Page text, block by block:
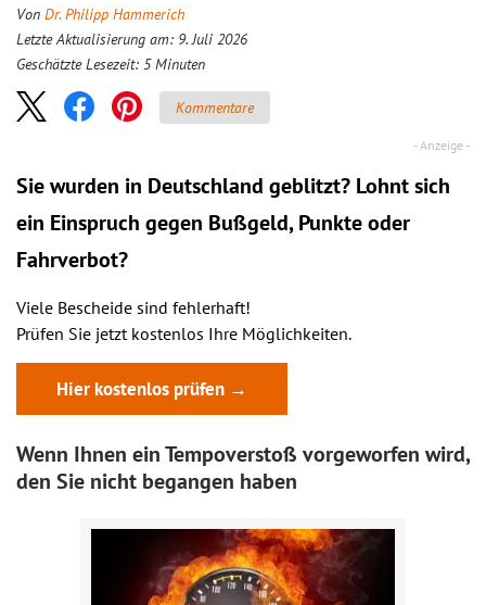
Von Dr. Philipp Hammerich
Letzte Aktualisierung am: 9. Juli 2026
Geschätzte Lesezeit: 5 Minuten
Kommentare
Sie wurden in Deutschland geblitzt? Lohnt sich
ein Einspruch gegen Bußgeld, Punkte oder
Fahrverbot?
Viele Bescheide sind fehlerhaft!
Prüfen Sie jetzt kostenlos Ihre Möglichkeiten.
Hier kostenlos prüfen →
Wenn Ihnen ein Tempoverstoß vorgeworfen wird,
den Sie nicht begangen haben